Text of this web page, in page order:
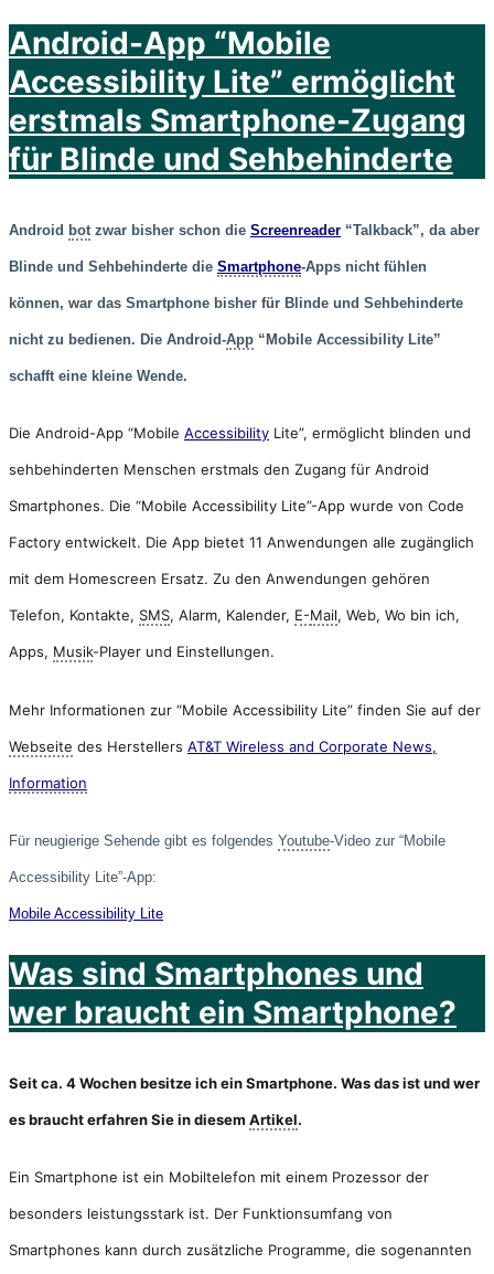
Android-App “Mobile
Accessibility Lite” ermöglicht
erstmals Smartphone-Zugang
für Blinde und Sehbehinderte
Android botzwar bisher schon die Screenreader “Talkback”, da aber
Blinde und Sehbehinderte die Smartphone-Apps nicht fühlen
können, war das Smartphone bisher für Blinde und Sehbehinderte
nicht zu bedienen. Die Android-App “Mobile Accessibility Lite”
schafft eine kleine Wende.
Die Android-App “Mobile Accessibility Lite”, ermöglicht blinden und
sehbehinderten Menschen erstmals den Zugang für Android
Smartphones. Die “Mobile Accessibility Lite”-App wurde von Code
Factory entwickelt. Die App bietet 11 Anwendungen alle zugänglich
mit dem Homescreen Ersatz. Zu den Anwendungen gehören
Telefon, Kontakte, SMS, Alarm, Kalender, E-Mail, Web, Wo bin ich,
Apps, Musik-Player und Einstellungen.
Mehr Informationen zur “Mobile Accessibility Lite” finden Sie auf der
Webseite des Herstellers AT&T Wireless and Corporate News,
Information
Für neugierige Sehende gibt es folgendes Youtube-Video zur “Mobile
Accessibility Lite”-App:
Mobile Accessibility Lite
Was sind Smartphones und
wer braucht ein Smartphone?
Seit ca. 4 Wochen besitze ich ein Smartphone. Was das ist und wer
es braucht erfahren Sie in diesem Artikel.
Ein Smartphone ist ein Mobiltelefon mit einem Prozessor der
besonders leistungsstark ist. Der Funktionsumfang von
Smartphones kann durch zusätzliche Programme, die sogenannten